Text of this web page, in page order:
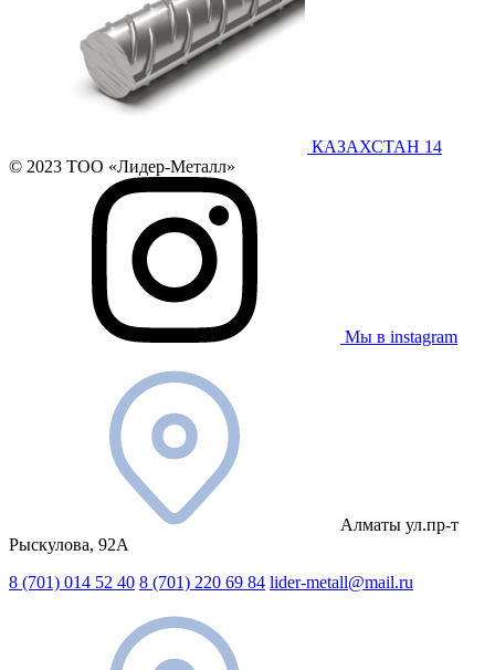
КАЗАХСТАН 14
© 2023 ТОО «Лидер-Металл»
Мы в instagram
Алматы ул.пр-т
Рыскулова, 92А
8 (701) 014 52 40 8 (701) 220 69 84 lider-metall@mail.ru